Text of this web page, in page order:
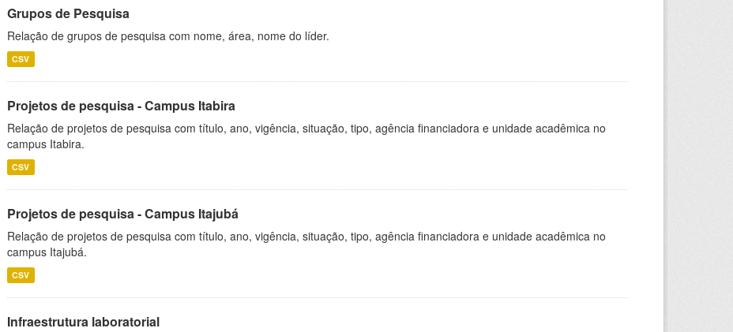
Grupos de Pesquisa
Relação de grupos de pesquisa com nome, área, nome do líder.
CSV
Projetos de pesquisa - Campus Itabira
Relação de projetos de pesquisa com título, ano, vigência, situação, tipo, agência financiadora e unidade acadêmica no
campus Itabira.
CSV
Projetos de pesquisa - Campus Itajubá
Relação de projetos de pesquisa com título, ano, vigência, situação, tipo, agência financiadora e unidade acadêmica no
campus Itajubá.
CSV
Infraestrutura laboratorial